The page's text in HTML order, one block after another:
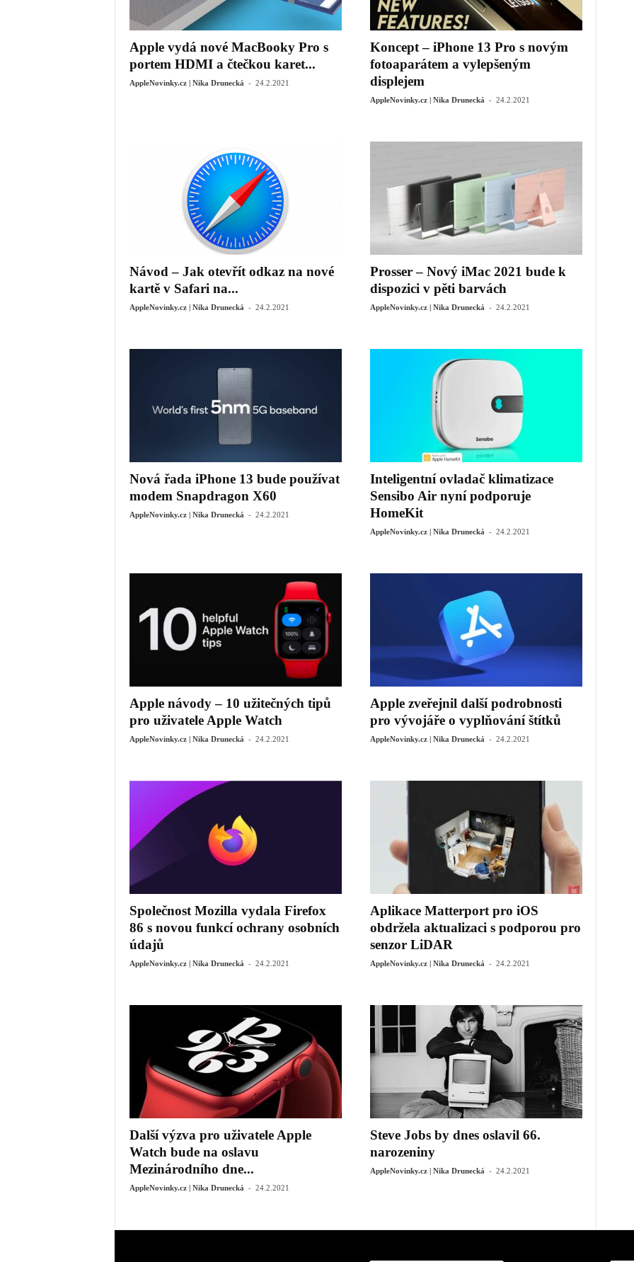
Apple vydá nové MacBooky Pro s
portem HDMI a čtečkou karet...
AppleNovinky.cz | Nika Drunecká - 24.2.2021
Koncept – iPhone 13 Pro s novým
fotoaparátem a vylepšeným
displejem
AppleNovinky.cz | Nika Drunecká - 24.2.2021
Návod – Jak otevřít odkaz na nové
kartě v Safari na...
AppleNovinky.cz | Nika Drunecká - 24.2.2021
Prosser – Nový iMac 2021 bude k
dispozici v pěti barvách
AppleNovinky.cz | Nika Drunecká - 24.2.2021
Nová řada iPhone 13 bude používat
modem Snapdragon X60
AppleNovinky.cz | Nika Drunecká - 24.2.2021
Inteligentní ovladač klimatizace
Sensibo Air nyní podporuje
HomeKit
AppleNovinky.cz | Nika Drunecká - 24.2.2021
Apple návody – 10 užitečných tipů
pro uživatele Apple Watch
AppleNovinky.cz | Nika Drunecká - 24.2.2021
Apple zveřejnil další podrobnosti
pro vývojáře o vyplňování štítků
AppleNovinky.cz | Nika Drunecká - 24.2.2021
Společnost Mozilla vydala Firefox
86 s novou funkcí ochrany osobních
údajů
AppleNovinky.cz | Nika Drunecká - 24.2.2021
Aplikace Matterport pro iOS
obdržela aktualizaci s podporou pro
senzor LiDAR
AppleNovinky.cz | Nika Drunecká - 24.2.2021
Další výzva pro uživatele Apple
Watch bude na oslavu
Mezinárodního dne...
AppleNovinky.cz | Nika Drunecká - 24.2.2021
Steve Jobs by dnes oslavil 66.
narozeniny
AppleNovinky.cz | Nika Drunecká - 24.2.2021